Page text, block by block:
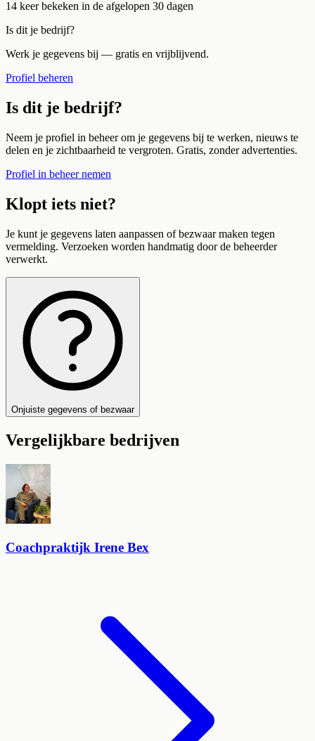
14 keer bekeken in de afgelopen 30 dagen
Is dit je bedrijf?
Werk je gegevens bij — gratis en vrijblijvend.
Profiel beheren
Is dit je bedrijf?
Neem je profiel in beheer om je gegevens bij te werken, nieuws te
delen en je zichtbaarheid te vergroten. Gratis, zonder advertenties.
Profiel in beheer nemen
Klopt iets niet?
Je kunt je gegevens laten aanpassen of bezwaar maken tegen
vermelding. Verzoeken worden handmatig door de beheerder
verwerkt.
Onjuiste gegevens of bezwaar
Vergelijkbare bedrijven
Coachpraktijk Irene Bex